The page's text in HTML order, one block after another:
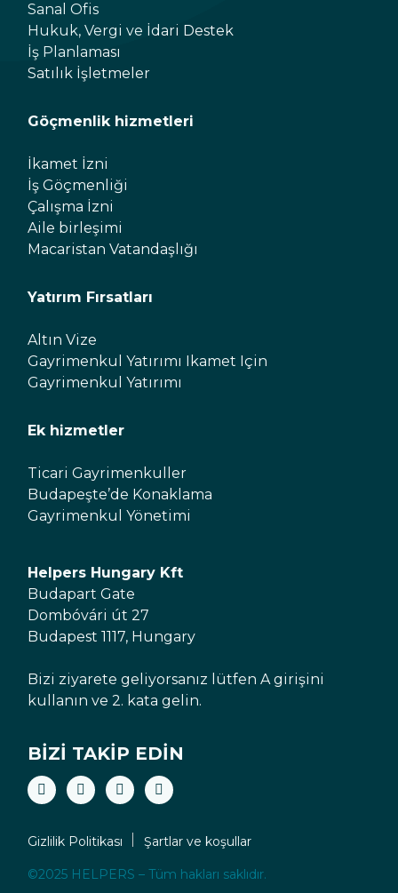
Sanal Ofis
Hukuk, Vergi ve İdari Destek
İş Planlaması
Satılık İşletmeler
Göçmenlik hizmetleri
İkamet İzni
İş Göçmenliği
Çalışma İzni
Aile birleşimi
Macaristan Vatandaşlığı
Yatırım Fırsatları
Altın Vize
Gayrimenkul Yatırımı Ikamet Için
Gayrimenkul Yatırımı
Ek hizmetler
Ticari Gayrimenkuller
Budapeşte’de Konaklama
Gayrimenkul Yönetimi
Helpers Hungary Kft
Budapart Gate
Dombóvári út 27
Budapest 1117, Hungary
Bizi ziyarete geliyorsanız lütfen A girişini
kullanın ve 2. kata gelin.
BIZI TAKIP EDIN
Gizlilik Politikası Şartlar ve koşullar
©2025 HELPERS – Tüm hakları saklıdır.